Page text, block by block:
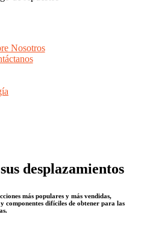
Nosotros
desplazamientos
más populares y más vendidas,
componentes difíciles de obtener para las